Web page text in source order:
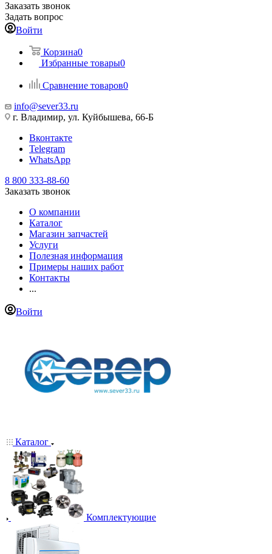
Заказать звонок
Задать вопрос
Войти
Корзина0
Избранные товары0
Сравнение товаров0
info@sever33.ru
г. Владимир, ул. Куйбышева, 66-Б
Вконтакте
Telegram
WhatsApp
8 800 333-88-60
Заказать звонок
О компании
Каталог
Магазин запчастей
Услуги
Полезная информация
Примеры наших работ
Контакты
...
Войти
Каталог
Комплектующие